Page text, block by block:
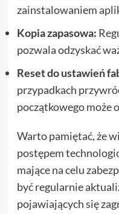
zainstalowaniem
Kopia zapasowa:
pozwala odzyskać
Reset do ustawień
przypadkach
początkowego może
Warto pamiętać, że
postępem
mające na celu
być regularnie
pojawiających się